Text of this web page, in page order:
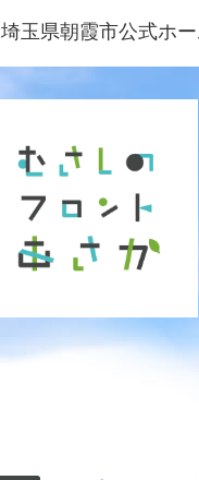
埼玉県朝霞市公式ホ